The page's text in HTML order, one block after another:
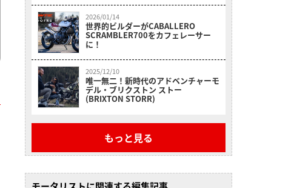
2026/01/14
世界的ビルダーがCABALLERO
SCRAMBLER700をカフェレーサー
に！
2025/12/10
唯一無二！新時代のアドベンチャーモ
デル・ブリクストン ストー
(BRIXTON STORR)
もっと見る